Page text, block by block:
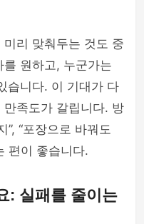
리 맞춰두는 것도 중
원하고, 누군가는
습니다. 이 기대가 다
족도가 갈립니다. 방
”, “포장으로 바꿔도
편이 좋습니다.
: 실패를 줄이는